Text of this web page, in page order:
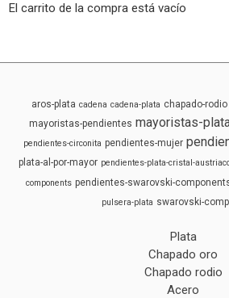
El carrito de la compra está vacío
aros-plata cadena cadena-plata chapado-rodio
mayoristas-pendientes mayoristas-
pendientes-circonita pendientes-mujer
plata-al-por-mayor pendientes-plata-cristal-
components pendientes-swarovski-
pulsera-plata swarovski-
Plata
Chapado oro
Chapado rodio
Acero